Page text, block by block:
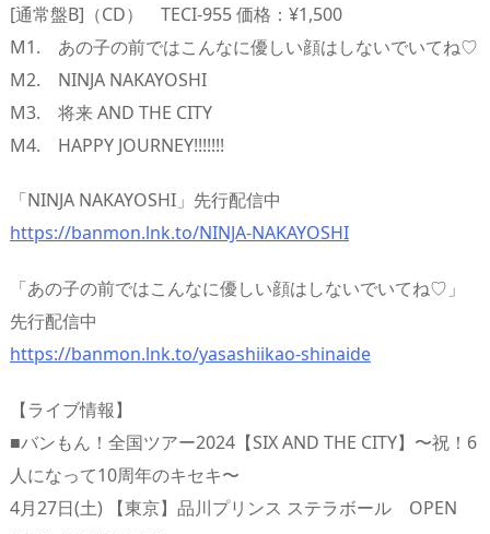
[通常盤B]（CD） TECI-955 価格：¥1,500
M1. あの子の前ではこんなに優しい顔はしないでいてね♡
M2. NINJA NAKAYOSHI
M3. 将来 AND THE CITY
M4. HAPPY JOURNEY!!!!!!!
「NINJA NAKAYOSHI」先行配信中
https://banmon.lnk.to/NINJA-NAKAYOSHI
「あの子の前ではこんなに優しい顔はしないでいてね♡」
先行配信中
https://banmon.lnk.to/yasashiikao-shinaide
【ライブ情報】
■バンもん！全国ツアー2024【SIX AND THE CITY】〜祝！6
人になって10周年のキセキ〜
4月27日(土) 【東京】品川プリンス ステラボール OPEN